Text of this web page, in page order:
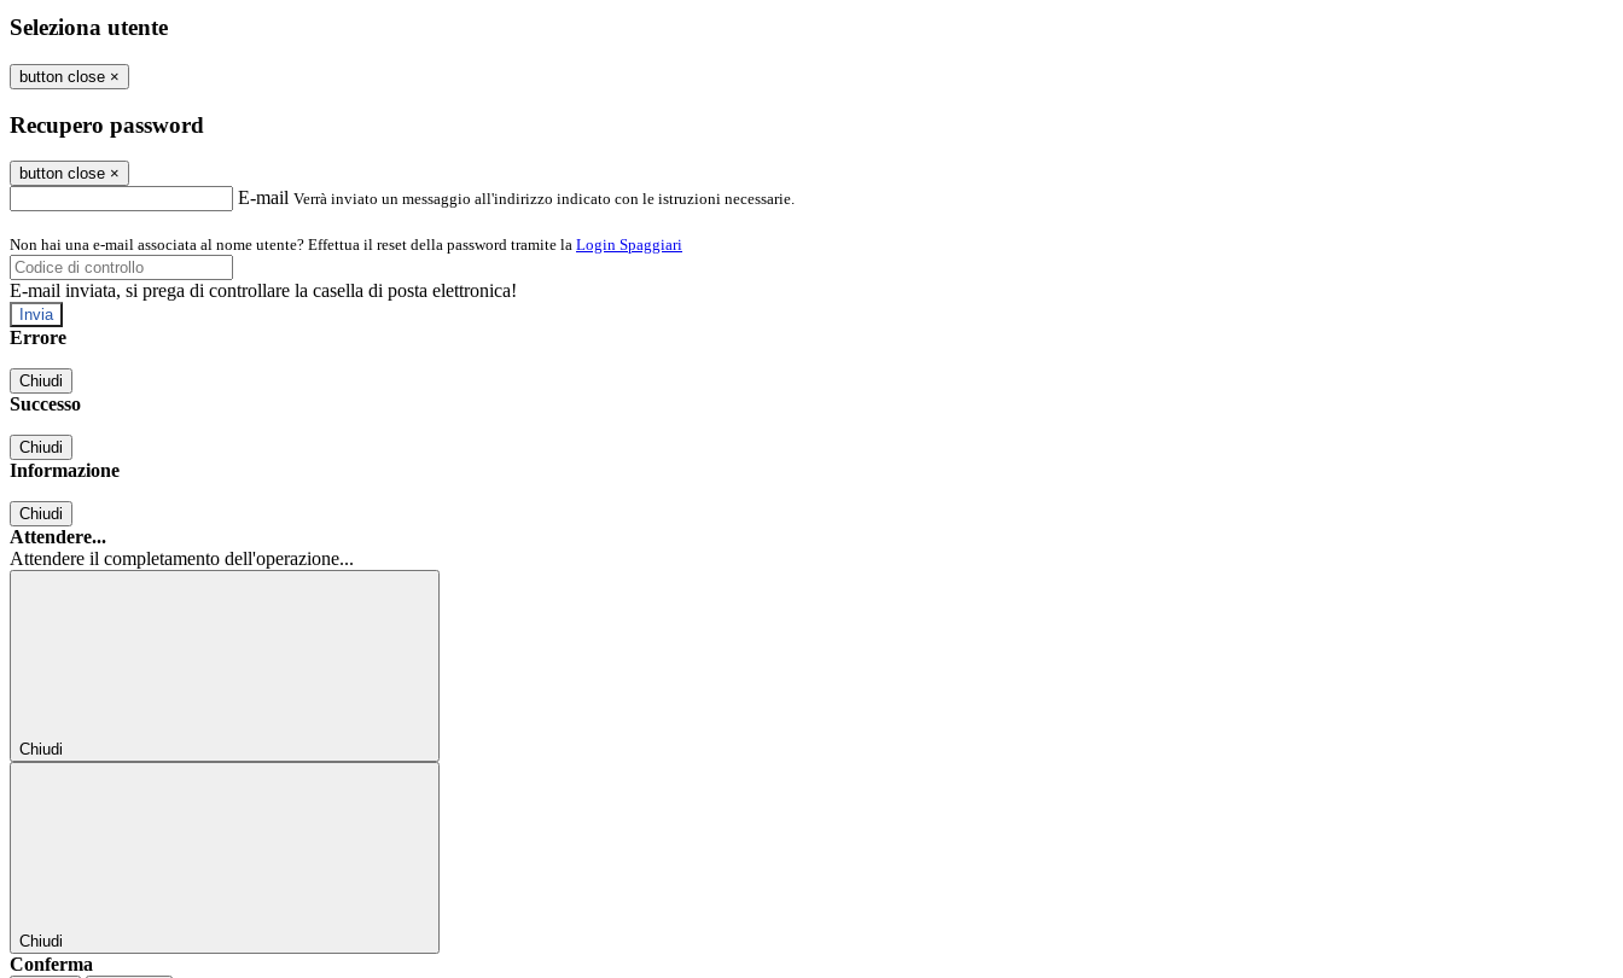
Seleziona utente
button close ×
Recupero password
button close ×
E-mail Verrà inviato un messaggio all'indirizzo indicato con le istruzioni necessarie.
Non hai una e-mail associata al nome utente? Effettua il reset della password tramite la Login Spaggiari
E-mail inviata, si prega di controllare la casella di posta elettronica!
Errore
Chiudi
Successo
Chiudi
Informazione
Chiudi
Attendere...
Attendere il completamento dell'operazione...
Chiudi
Chiudi
Conferma